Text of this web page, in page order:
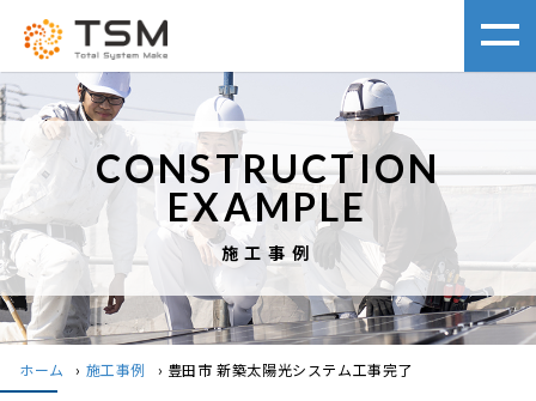
CONSTRUCTION
EXAMPLE
施工事例
ホーム › 施工事例 › 豊田市 新築太陽光システム工事完了